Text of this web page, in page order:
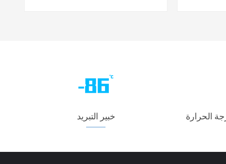
خبير التبريد الحرارة